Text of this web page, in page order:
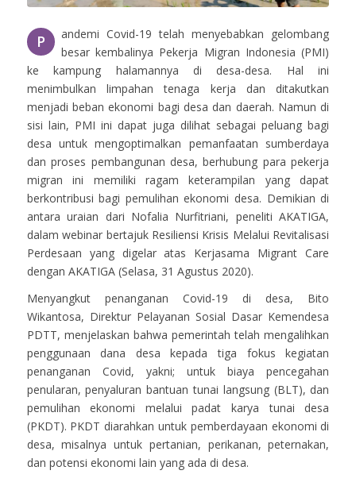
P
andemi Covid-19 telah menyebabkan gelombang
besar kembalinya Pekerja Migran Indonesia (PMI)
ke kampung halamannya di desa-desa. Hal ini
menimbulkan limpahan tenaga kerja dan ditakutkan
menjadi beban ekonomi bagi desa dan daerah. Namun di
sisi lain, PMI ini dapat juga dilihat sebagai peluang bagi
desa untuk mengoptimalkan pemanfaatan sumberdaya
dan proses pembangunan desa, berhubung para pekerja
migran ini memiliki ragam keterampilan yang dapat
berkontribusi bagi pemulihan ekonomi desa. Demikian di
antara uraian dari Nofalia Nurfitriani, peneliti AKATIGA,
dalam webinar bertajuk Resiliensi Krisis Melalui Revitalisasi
Perdesaan yang digelar atas Kerjasama Migrant Care
dengan AKATIGA (Selasa, 31 Agustus 2020).
Menyangkut penanganan Covid-19 di desa, Bito
Wikantosa, Direktur Pelayanan Sosial Dasar Kemendesa
PDTT, menjelaskan bahwa pemerintah telah mengalihkan
penggunaan dana desa kepada tiga fokus kegiatan
penanganan Covid, yakni; untuk biaya pencegahan
penularan, penyaluran bantuan tunai langsung (BLT), dan
pemulihan ekonomi melalui padat karya tunai desa
(PKDT). PKDT diarahkan untuk pemberdayaan ekonomi di
desa, misalnya untuk pertanian, perikanan, peternakan,
dan potensi ekonomi lain yang ada di desa.